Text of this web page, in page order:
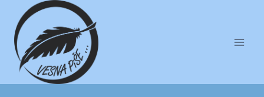
content